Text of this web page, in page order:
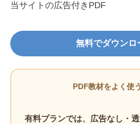
当サイトの広告付きPDF
無料でダウンロ
PDF教材をよく使
有料プランでは、広告なし・